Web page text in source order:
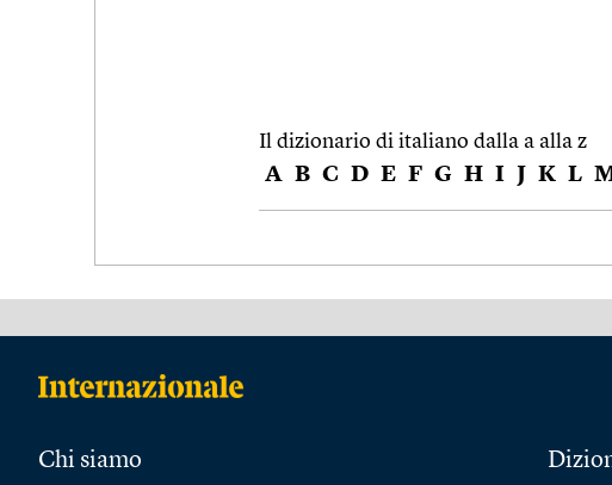
Il dizionario di italiano dalla a alla z
A B C D E F G H I J K L
Chi siamo